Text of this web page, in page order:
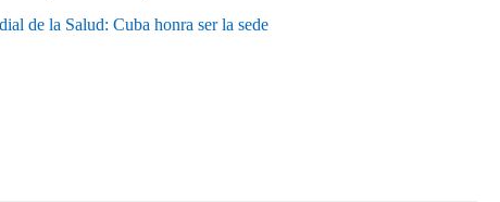
de la Salud: Cuba honra ser la sede